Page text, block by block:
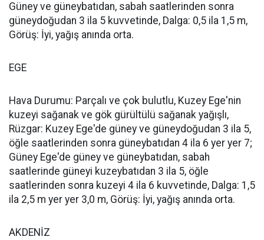
Güney ve güneybatıdan, sabah saatlerinden sonra
güneydoğudan 3 ila 5 kuvvetinde, Dalga: 0,5 ila 1,5 m,
Görüş: İyi, yağış anında orta.
EGE
Hava Durumu: Parçalı ve çok bulutlu, Kuzey Ege'nin
kuzeyi sağanak ve gök gürültülü sağanak yağışlı,
Rüzgar: Kuzey Ege'de güney ve güneydoğudan 3 ila 5,
öğle saatlerinden sonra güneybatıdan 4 ila 6 yer yer 7;
Güney Ege'de güney ve güneybatıdan, sabah
saatlerinde güneyi kuzeybatıdan 3 ila 5, öğle
saatlerinden sonra kuzeyi 4 ila 6 kuvvetinde, Dalga: 1,5
ila 2,5 m yer yer 3,0 m, Görüş: İyi, yağış anında orta.
AKDENİZ